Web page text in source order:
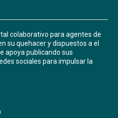
colaborativo para agentes de
su quehacer y dispuestos a el
apoya publicando sus
sociales para impulsar la